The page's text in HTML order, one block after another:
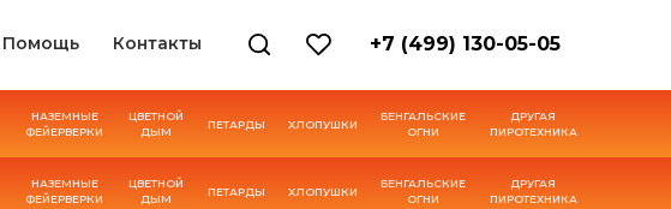
+7 (499) 130-05-05
Помощь Контакты
НАЗЕМНЫЕ
ФЕЙЕРВЕРКИ
ХЛОПУШКИ
ЦВЕТНОЙ
ДЫМ
ПЕТАРДЫ
БЕНГАЛЬСКИЕ
ОГНИ
ДРУГАЯ
ПИРОТЕХНИКА
НАЗЕМНЫЕ
ФЕЙЕРВЕРКИ
ХЛОПУШКИ
ЦВЕТНОЙ
ДЫМ
ПЕТАРДЫ
БЕНГАЛЬСКИЕ
ОГНИ
ДРУГАЯ
ПИРОТЕХНИКА